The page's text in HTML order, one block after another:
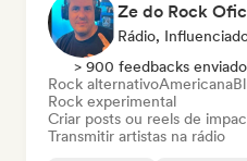
Ze do Rock
Rádio,
> 900 feedbacks
Rock alternativoAmericana
Rock experimental
Criar posts ou reels de
Transmitir artistas na rádio